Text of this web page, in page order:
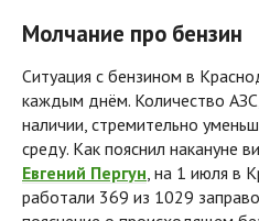
Молчание про бензин
Ситуация с бензином в
каждым днём. Количество
наличии, стремительно
среду. Как пояснил накануне
Евгений Пергун, на 1 июля в
работали 369 из 1029